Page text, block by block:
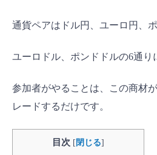
通貨ペアはドル円、ユーロ円、
ユーロドル、ポンドドルの6通り
参加者がやることは、この商材
レードするだけです。
目次 [ 閉じる]